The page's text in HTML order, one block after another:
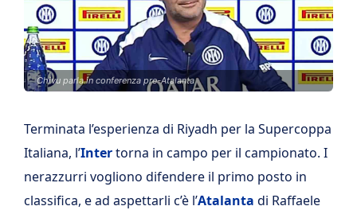
Chivu parla in conferenza pre-Atalanta
Terminata l’esperienza di Riyadh per la Supercoppa
Italiana, l’Intertorna in campo per il campionato. I
nerazzurri vogliono difendere il primo posto in
classifica, e ad aspettarli c’è l’Atalanta di Raffaele